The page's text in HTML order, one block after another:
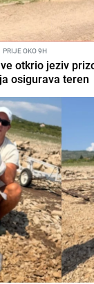
PRIJE OKO 9H
otkrio jeziv
osigurava teren